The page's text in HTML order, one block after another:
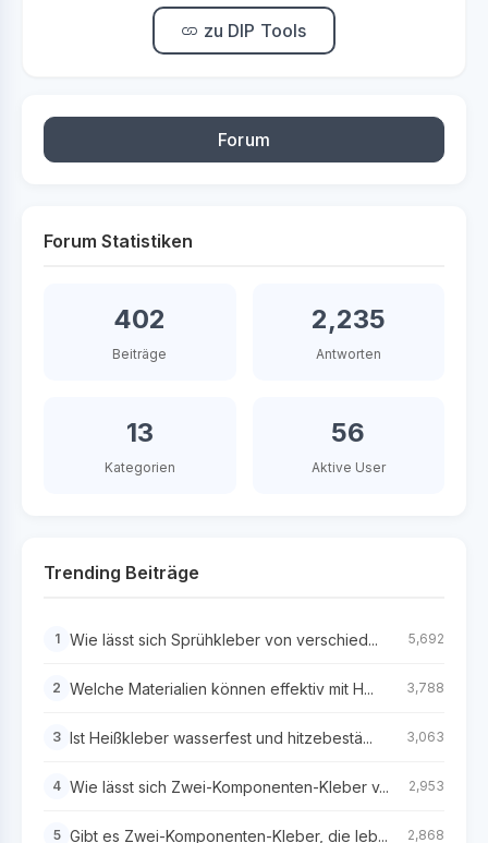
zu DIP Tools
Forum
Forum Statistiken
402
Beiträge
2,235
Antworten
13
Kategorien
56
Aktive User
Trending Beiträge
1 Wie lässt sich Sprühkleber von verschied... 5,692
2 Welche Materialien können effektiv mit H... 3,788
3 Ist Heißkleber wasserfest und hitzebestä... 3,063
4 Wie lässt sich Zwei-Komponenten-Kleber v... 2,953
5 Gibt es Zwei-Komponenten-Kleber, die leb... 2,868